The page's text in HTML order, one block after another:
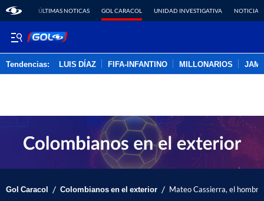
ÚLTIMAS NOTICAS GOL CARACOL UNIDAD INVESTIGATIVA NOTICIAS
Tendencias: LUIS DÍAZ FIFA-INFANTINO MILLONARIOS
Gol Caracol / Colombianos en el exterior / Mateo Cassierra, el